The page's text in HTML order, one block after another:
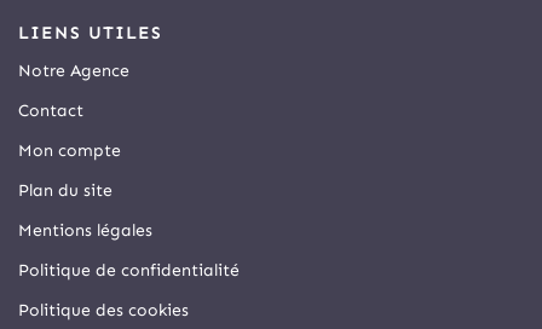
LIENS UTILES
Notre Agence
Contact
Mon compte
Plan du site
Mentions légales
Politique de confidentialité
Politique des cookies